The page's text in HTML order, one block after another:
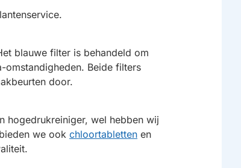
blauwe filter is behandeld om
Beide filters
door.
hogedrukreiniger, wel hebben wij
we ook chloortabletten en